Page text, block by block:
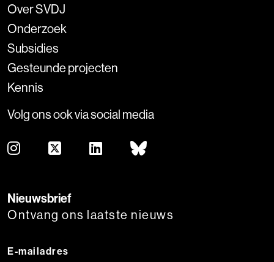
Over SVDJ
Onderzoek
Subsidies
Gesteunde projecten
Kennis
Volg ons ook via social media
Nieuwsbrief
Ontvang ons laatste nieuws
E-mailadres